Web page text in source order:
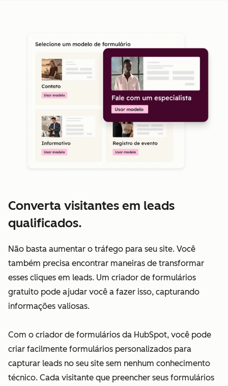
Converta visitantes em leads
qualificados.
Não basta aumentar o tráfego para seu site. Você
também precisa encontrar maneiras de transformar
esses cliques em leads. Um criador de formulários
gratuito pode ajudar você a fazer isso, capturando
informações valiosas.
Com o criador de formulários da HubSpot, você pode
criar facilmente formulários personalizados para
capturar leads no seu site sem nenhum conhecimento
técnico. Cada visitante que preencher seus formulários